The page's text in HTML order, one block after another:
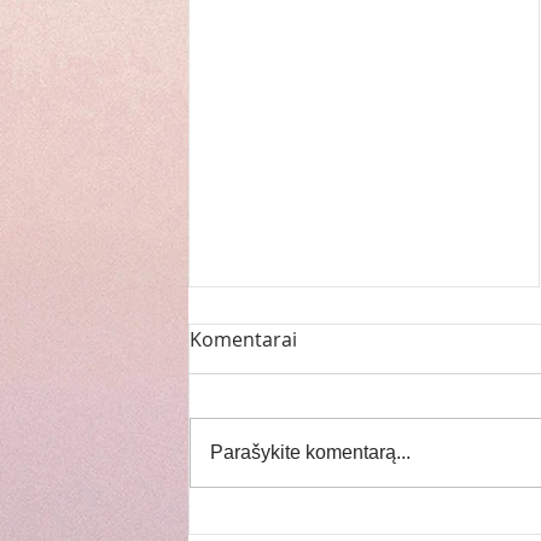
Komentarai
Parašykite komentarą...